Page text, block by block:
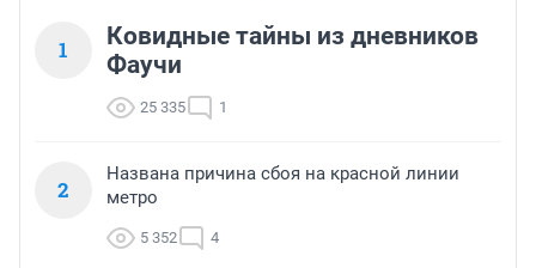
1
Ковидные тайны из дневников
Фаучи
25 335 1
2
Названа причина сбоя на красной линии
метро
5 352 4